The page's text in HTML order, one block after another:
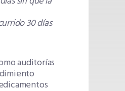
30 días
auditorías